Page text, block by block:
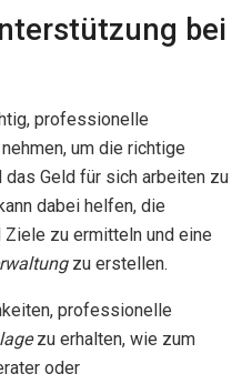
bei
professionelle
um die richtige
Geld für sich arbeiten zu
dabei helfen, die
zu ermitteln und eine
zu erstellen.
professionelle
zu erhalten, wie zum
oder